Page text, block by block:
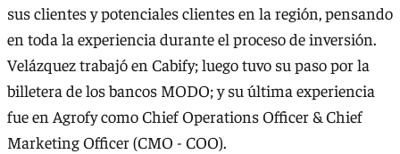
sus clientes y potenciales clientes en la región, pensando
en toda la experiencia durante el proceso de inversión.
Velázquez trabajó en Cabify; luego tuvo su paso por la
billetera de los bancos MODO; y su última experiencia
fue en Agrofy como Chief Operations Officer & Chief
Marketing Officer (CMO - COO).